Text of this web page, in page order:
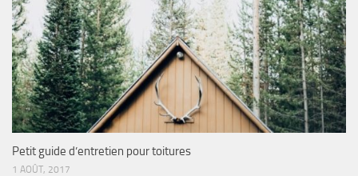
Petit guide d’entretien pour toitures
1 AOÛT, 2017